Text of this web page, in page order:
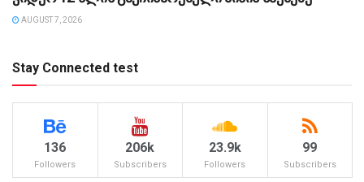
AUGUST 7, 2026
Stay Connected test
136
Followers
206k
Subscribers
23.9k
Followers
99
Subscribers